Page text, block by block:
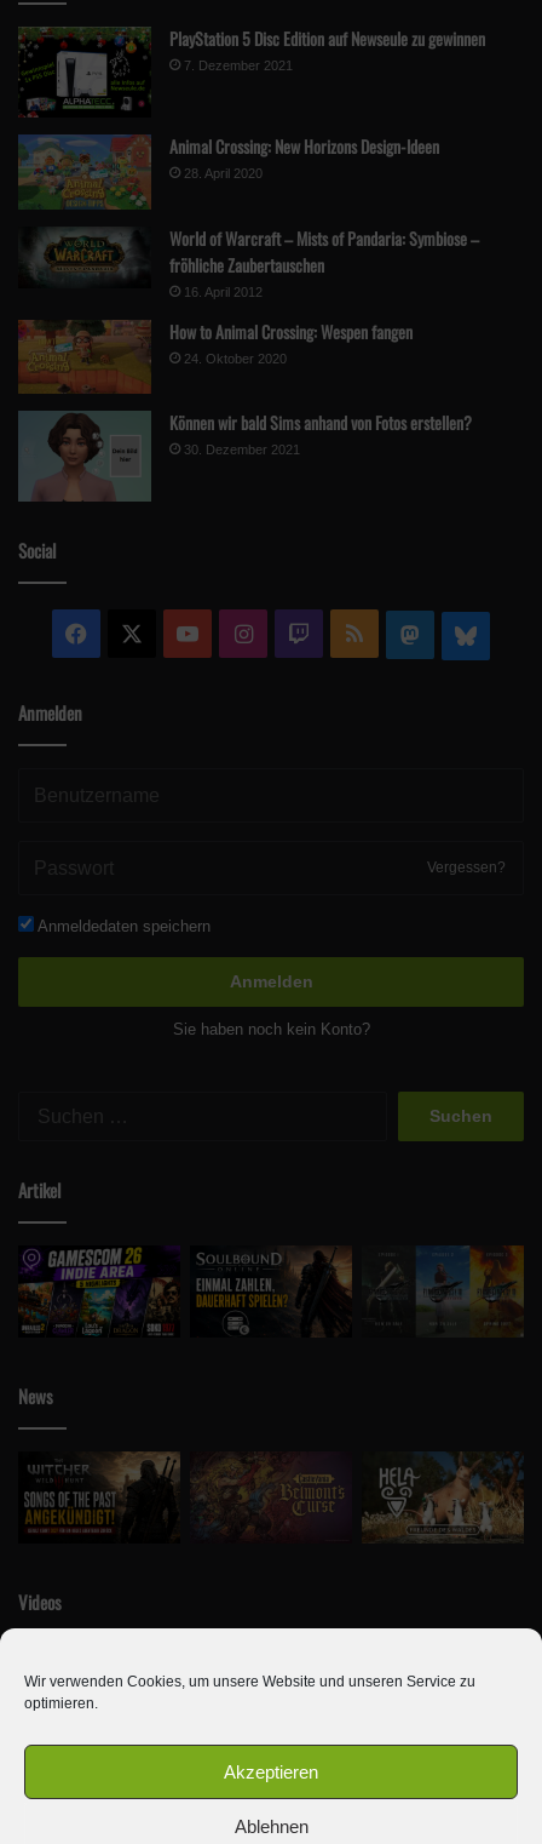
Wir verwenden Cookies, um unsere Website und unseren Service zu
optimieren.
Akzeptieren
Ablehnen
PlayStation 5 Disc Edition auf Newseule zu gewinnen
7. Dezember 2021
Animal Crossing: New Horizons Design-Ideen
28. April 2020
World of Warcraft – Mists of Pandaria: Symbiose –
fröhliche Zaubertauschen
16. April 2012
How to Animal Crossing: Wespen fangen
24. Oktober 2020
Können wir bald Sims anhand von Fotos erstellen?
30. Dezember 2021
Social
Facebook YouTubeInstagram
Twitch RSS Mastodon
Anmelden
Vergessen?
Anmeldedaten speichern
Anmelden
Sie haben noch kein Konto?
Artikel
News
Videos